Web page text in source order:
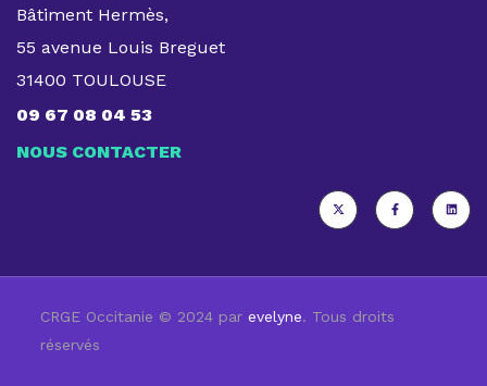
Bâtiment Hermès,
55 avenue Louis Breguet
31400 TOULOUSE
09 67 08 04 53
NOUS CONTACTER
CRGE Occitanie © 2024 parevelyne. Tous droits
réservés